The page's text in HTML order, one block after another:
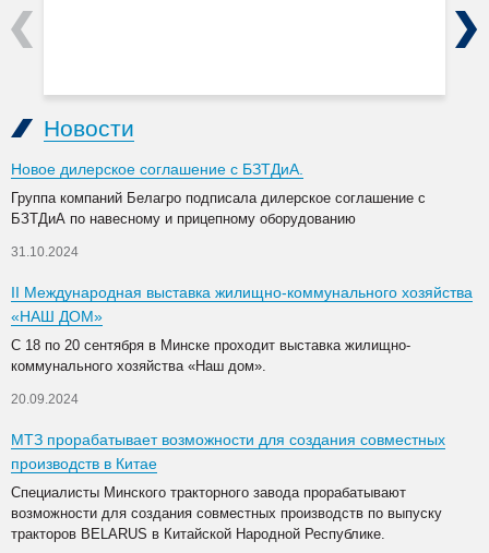
Previous Next
Новости
Новое дилерское соглашение с БЗТДиА.
Группа компаний Белагро подписала дилерское соглашение с
БЗТДиА по навесному и прицепному оборудованию
31.10.2024
II Международная выставка жилищно-коммунального хозяйства
«НАШ ДОМ»
С 18 по 20 сентября в Минске проходит выставка жилищно-
коммунального хозяйства «Наш дом».
20.09.2024
МТЗ прорабатывает возможности для создания совместных
производств в Китае
Специалисты Минского тракторного завода прорабатывают
возможности для создания совместных производств по выпуску
тракторов BELARUS в Китайской Народной Республике.